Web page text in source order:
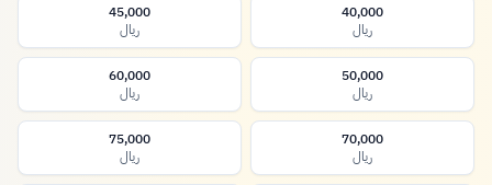
40,000
ريال
45,000
ريال
50,000
ريال
60,000
ريال
70,000
ريال
75,000
ريال